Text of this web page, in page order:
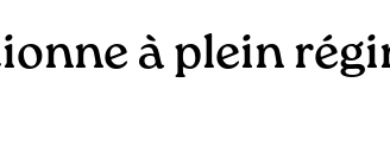
à plein